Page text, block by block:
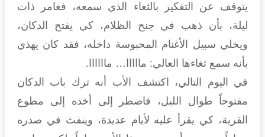
يتوقف عن التفكير بالثغاء الذي سمعه، فغامر ذات
ليلة، بأن ذهب في جنح الظلام، كي يفتح الدكان،
ويخلي سبيل الأغنام المحبوسة داخله، فقد كان يهذي
بأنه سمع ثغاءها العالي: مااااا… ماااااا.
في اليوم التالي، اكتشف الأب أنه ترك باب الدكان
مفتوحاً طوال الليل، فاضطر إلى أخذه إلى مطوع
القرية، كي يقرأ عليه لأيام عديدة، وينفث في صدره